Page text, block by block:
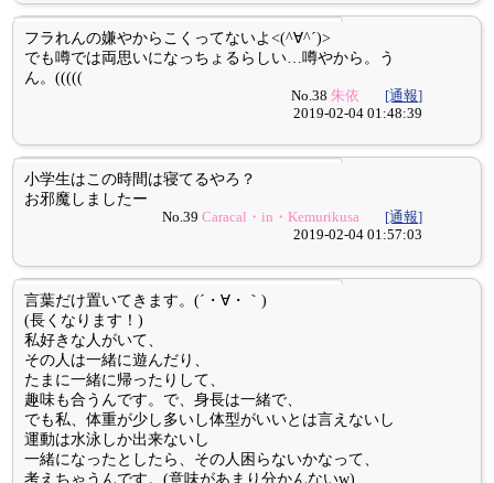
フラれんの嫌やからこくってないよ<(^∀^´)>
でも噂では両思いになっちょるらしい…噂やから。う
ん。(((((
No.38朱依
[通報]
2019-02-04 01:48:39
小学生はこの時間は寝てるやろ？
お邪魔しましたー
No.39Caracal・in・Kemurikusa
[通報]
2019-02-04 01:57:03
言葉だけ置いてきます。(´・∀・｀)
(長くなります！)
私好きな人がいて、
その人は一緒に遊んだり、
たまに一緒に帰ったりして、
趣味も合うんです。で、身長は一緒で、
でも私、体重が少し多いし体型がいいとは言えないし
運動は水泳しか出来ないし
一緒になったとしたら、その人困らないかなって、
考えちゃうんです。(意味があまり分かんないw)